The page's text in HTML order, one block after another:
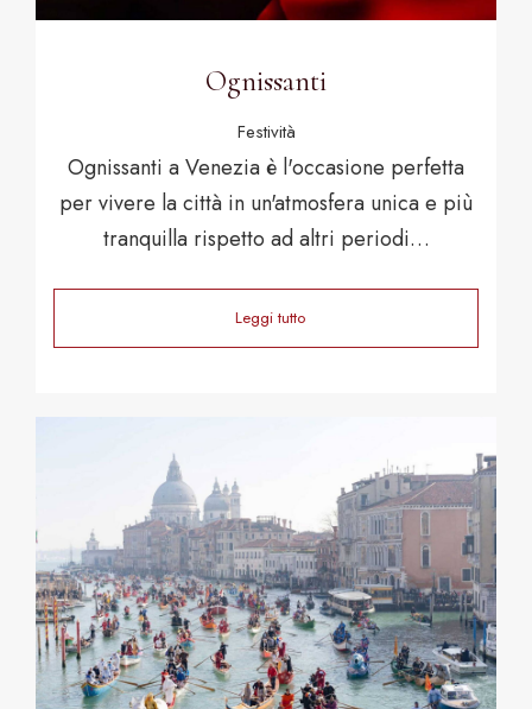
Ognissanti
Festività
Ognissanti a Venezia è l'occasione perfetta
per vivere la città in un'atmosfera unica e più
tranquilla rispetto ad altri periodi…
Leggi tutto